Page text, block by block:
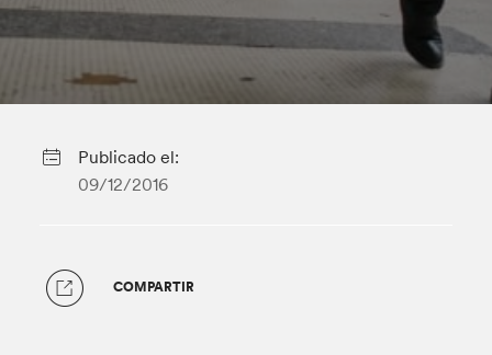
Publicado el:
09/12/2016
COMPARTIR